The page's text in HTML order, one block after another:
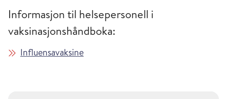
Informasjon til helsepersonell i
vaksinasjonshåndboka:
Influensavaksine